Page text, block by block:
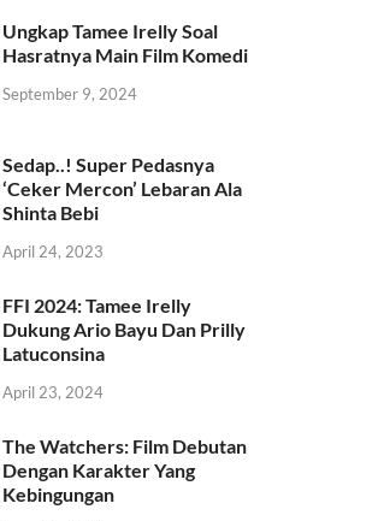
Ungkap Tamee Irelly Soal
Hasratnya Main Film Komedi
September 9, 2024
Sedap..! Super Pedasnya
‘Ceker Mercon’ Lebaran Ala
Shinta Bebi
April 24, 2023
FFI 2024: Tamee Irelly
Dukung Ario Bayu Dan Prilly
Latuconsina
April 23, 2024
The Watchers: Film Debutan
Dengan Karakter Yang
Kebingungan